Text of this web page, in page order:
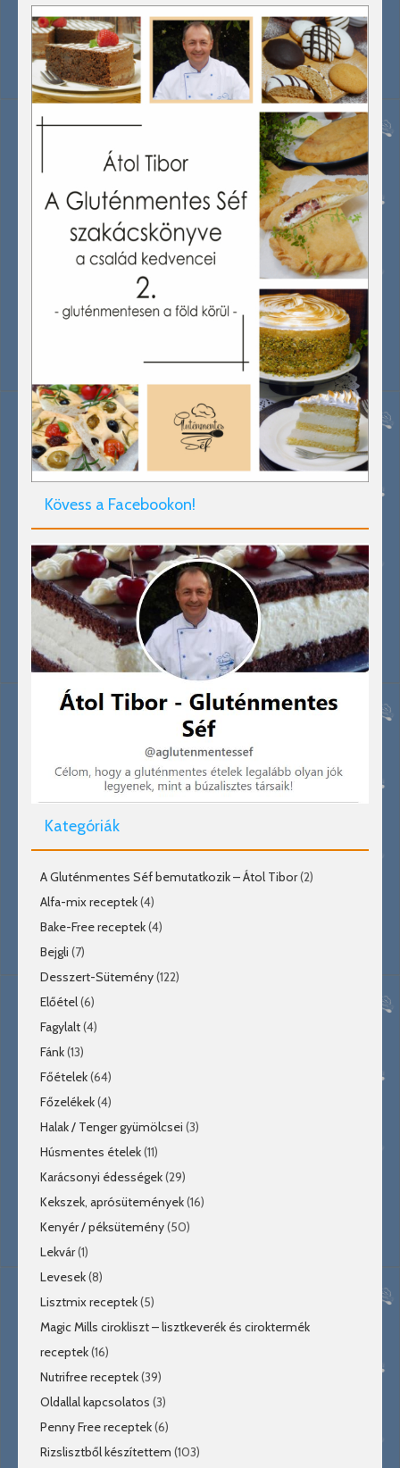
Kövess a Facebookon!
Kategóriák
A Gluténmentes Séf bemutatkozik – Átol Tibor(2)
Alfa-mix receptek(4)
Bake-Free receptek(4)
Bejgli (7)
Desszert-Sütemény(122)
Előétel(6)
Fagylalt(4)
Fánk(13)
Főételek(64)
Főzelékek(4)
Halak / Tenger gyümölcsei (3)
Húsmentes ételek(11)
Karácsonyi édességek(29)
Kekszek, aprósütemények(16)
Kenyér / péksütemény(50)
Lekvár(1)
Levesek(8)
Lisztmix receptek(5)
Magic Mills cirokliszt – lisztkeverék és ciroktermék
receptek(16)
Nutrifree receptek(39)
Oldallal kapcsolatos (3)
Penny Free receptek(6)
Rizslisztből készítettem (103)